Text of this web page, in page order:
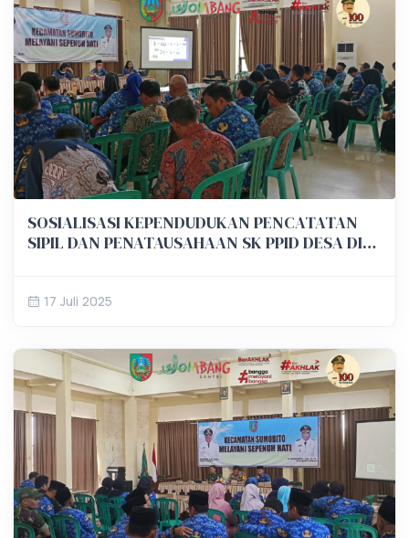
SOSIALISASI KEPENDUDUKAN PENCATATAN
SIPIL DAN PENATAUSAHAAN SK PPID DESA DI
17 Juli 2025